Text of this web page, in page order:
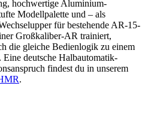
hochwertige Aluminium-
Modellpalette und – als
für bestehende AR-15-
Großkaliber-AR trainiert,
die gleiche Bedienlogik zu einem
deutsche Halbautomatik-
findest du in unserem
.